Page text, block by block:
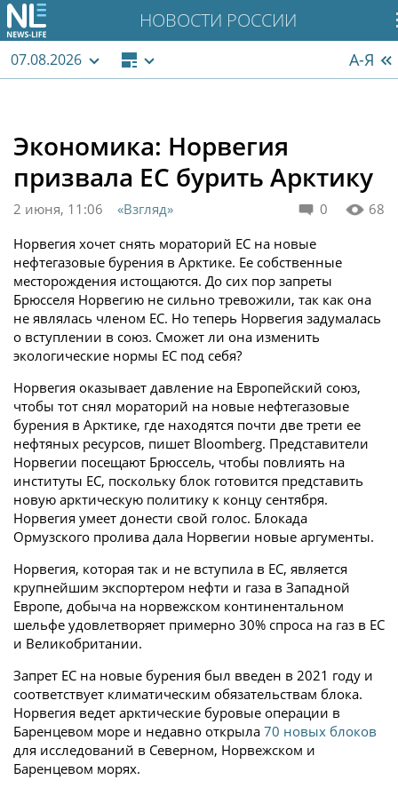
НОВОСТИ РОССИИ
07.08.2026 А-Я
Экономика: Норвегия
призвала ЕС бурить Арктику
0 68
2 июня, 11:06
«Взгляд»
Норвегия хочет снять мораторий ЕС на новые
нефтегазовые бурения в Арктике. Ее собственные
месторождения истощаются. До сих пор запреты
Брюсселя Норвегию не сильно тревожили, так как она
не являлась членом ЕС. Но теперь Норвегия задумалась
о вступлении в союз. Сможет ли она изменить
экологические нормы ЕС под себя?
Норвегия оказывает давление на Европейский союз,
чтобы тот снял мораторий на новые нефтегазовые
бурения в Арктике, где находятся почти две трети ее
нефтяных ресурсов, пишет Bloomberg. Представители
Норвегии посещают Брюссель, чтобы повлиять на
институты ЕС, поскольку блок готовится представить
новую арктическую политику к концу сентября.
Норвегия умеет донести свой голос. Блокада
Ормузского пролива дала Норвегии новые аргументы.
Норвегия, которая так и не вступила в ЕС, является
крупнейшим экспортером нефти и газа в Западной
Европе, добыча на норвежском континентальном
шельфе удовлетворяет примерно 30% спроса на газ в ЕС
и Великобритании.
Запрет ЕС на новые бурения был введен в 2021 году и
соответствует климатическим обязательствам блока.
Норвегия ведет арктические буровые операции в
Баренцевом море и недавно открыла 70 новых блоков
для исследований в Северном, Норвежском и
Баренцевом морях.